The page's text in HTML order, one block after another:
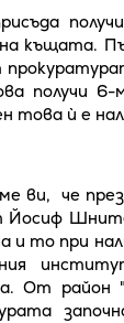
къщата.
получи
това ѝ е
ви, че
и то при
От район